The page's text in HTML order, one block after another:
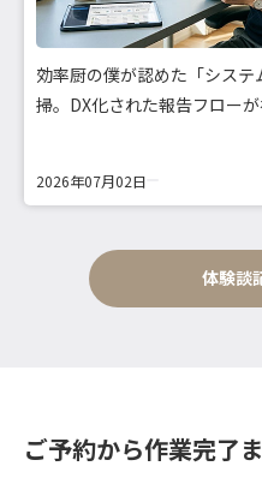
効率厨の僕が認めた「システ
掃。DX化された報告フローが
2026年07月02日
体験談
ご予約から作業完了